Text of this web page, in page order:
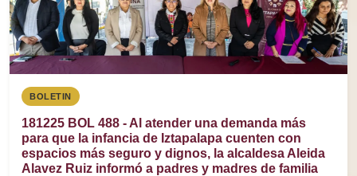
BOLETIN
181225 BOL 488 - Al atender una demanda más
para que la infancia de Iztapalapa cuenten con
espacios más seguro y dignos, la alcaldesa Aleida
Alavez Ruiz informó a padres y madres de familia